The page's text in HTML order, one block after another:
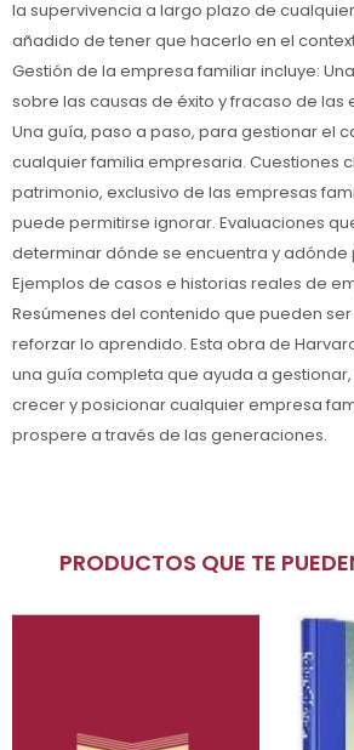
la supervivencia a largo plazo de
añadido de tener que hacerlo en el
Gestión de la empresa familiar incluye:
sobre las causas de éxito y fracaso de las
Una guía, paso a paso, para gestionar el
cualquier familia empresaria. Cuestiones
patrimonio, exclusivo de las empresas
puede permitirse ignorar. Evaluaciones
determinar dónde se encuentra y adónde
Ejemplos de casos e historias reales de
Resúmenes del contenido que pueden
reforzar lo aprendido. Esta obra de
una guía completa que ayuda a
crecer y posicionar cualquier empresa
prospere a través de las generaciones.
PRODUCTOS QUE TE